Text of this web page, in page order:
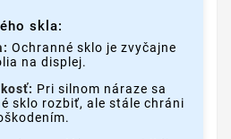
skla:
Ochranné sklo je zvyčajne
na displej.
Pri silnom náraze sa
sklo rozbiť, ale stále chráni